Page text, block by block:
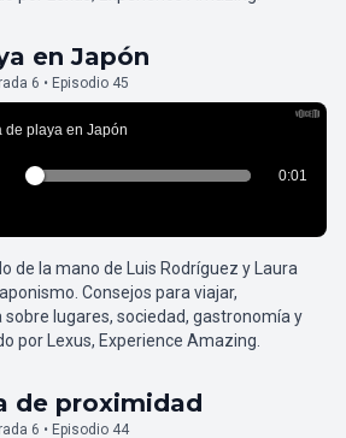
en Japón
6 • Episodio 45
de la mano de Luis Rodríguez y Laura
Consejos para viajar,
lugares, sociedad, gastronomía y
por Lexus, Experience Amazing.
de proximidad
6 • Episodio 44